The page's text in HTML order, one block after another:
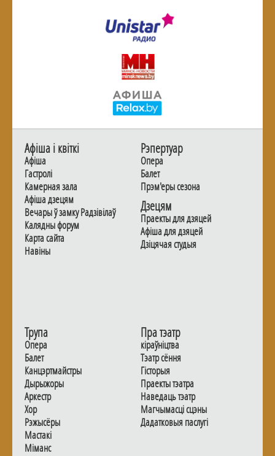
Афiша i квiткi
Афiша
Гастролi
Камерная зала
Афiша дзецям
Вечары ў замку Радзiвiлаў
Калядны форум
Карта сайта
Навiны
Рэпертуар
Опера
Балет
Прэм'еры сезона
Дзецям
Праекты для дзяцей
Афiша для дзяцей
Дзiцячая студыя
Трупа
Опера
Балет
Канцэртмайстры
Дырыжоры
Аркестр
Хор
Рэжысёры
Мастакі
Мiманс
Пра тэатр
кіраўніцтва
Тэатр сёння
Гiсторыя
Праекты тэатра
Наведаць тэатр
Магчымасцi сцэны
Дадаткoвыя паслугi